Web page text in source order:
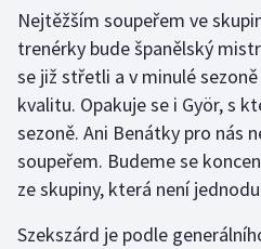
Lyže a snowboard
Moderní pětiboj
Motorsport
Olympijské hry
Parasport
Nejtěžším soupeřem ve
trenérky bude španělský
se již střetli a v minulé
kvalitu. Opakuje se i Györ, s
sezoně. Ani Benátky pro nás
soupeřem. Budeme se
ze skupiny, která není
Szekszárd je podle